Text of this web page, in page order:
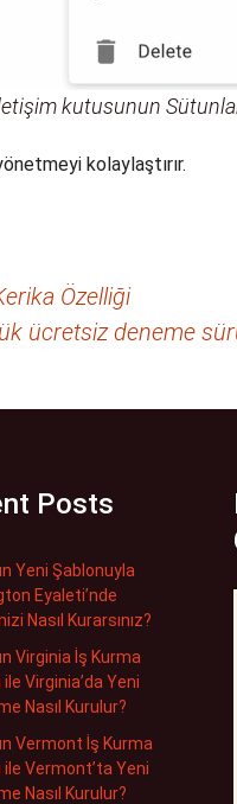
kutusunun
kolaylaştırır.
Özelliği
ücretsiz deneme
Posts
Yeni Şablonuyla
Eyaleti’nde
Nasıl Kurarsınız?
Virginia İş Kurma
Virginia’da Yeni
Nasıl Kurulur?
Vermont İş Kurma
ile Vermont’ta Yeni
Nasıl Kurulur?